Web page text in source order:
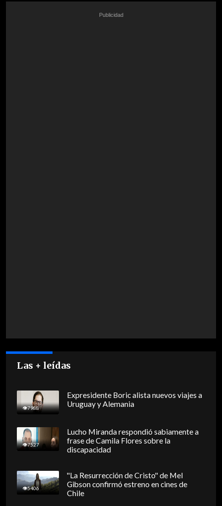
Las + leídas
7988
Expresidente Boric alista nuevos viajes a
Uruguay y Alemania
7527
Lucho Miranda respondió sabiamente a
frase de Camila Flores sobre la
discapacidad
5406
"La Resurrección de Cristo" de Mel
Gibson confirmó estreno en cines de
Chile